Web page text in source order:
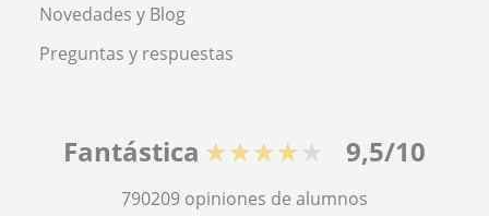
Novedades y Blog
Preguntas y respuestas
Fantástica ★★★★★ 9,5/10
790209 opiniones de alumnos